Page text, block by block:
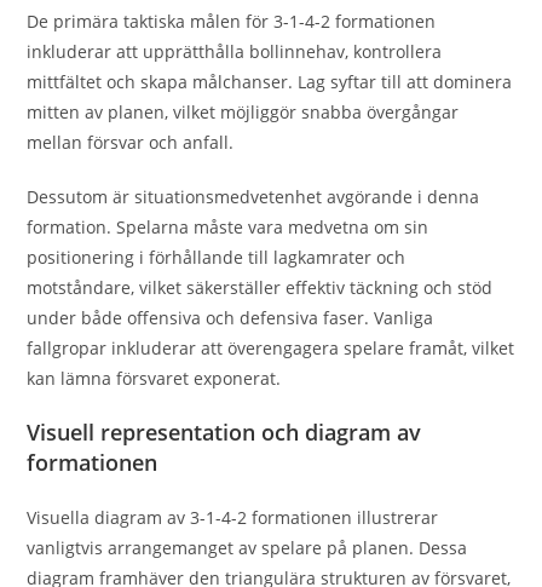
De primära taktiska målen för 3-1-4-2 formationen
inkluderar att upprätthålla bollinnehav, kontrollera
mittfältet och skapa målchanser. Lag syftar till att dominera
mitten av planen, vilket möjliggör snabba övergångar
mellan försvar och anfall.
Dessutom är situationsmedvetenhet avgörande i denna
formation. Spelarna måste vara medvetna om sin
positionering i förhållande till lagkamrater och
motståndare, vilket säkerställer effektiv täckning och stöd
under både offensiva och defensiva faser. Vanliga
fallgropar inkluderar att överengagera spelare framåt, vilket
kan lämna försvaret exponerat.
Visuell representation och diagram av
formationen
Visuella diagram av 3-1-4-2 formationen illustrerar
vanligtvis arrangemanget av spelare på planen. Dessa
diagram framhäver den triangulära strukturen av försvaret,